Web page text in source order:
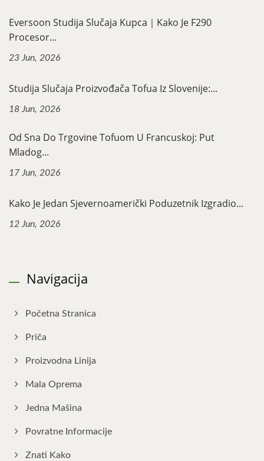
Eversoon Studija Slučaja Kupca｜Kako Je F290
Procesor...
23 Jun, 2026
Studija Slučaja Proizvođača Tofua Iz Slovenije:...
18 Jun, 2026
Od Sna Do Trgovine Tofuom U Francuskoj: Put
Mladog...
17 Jun, 2026
Kako Je Jedan Sjevernoamerički Poduzetnik Izgradio...
12 Jun, 2026
Navigacija
Početna Stranica
Priča
Proizvodna Linija
Mala Oprema
Jedna Mašina
Povratne Informacije
Znati Kako